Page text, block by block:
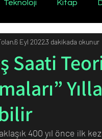
Teknoloji Kitap
Felsefe Tıp
Biyoloji
Saati
6 Eyl 20223 dakikada okunur
400 yıl önce ilk